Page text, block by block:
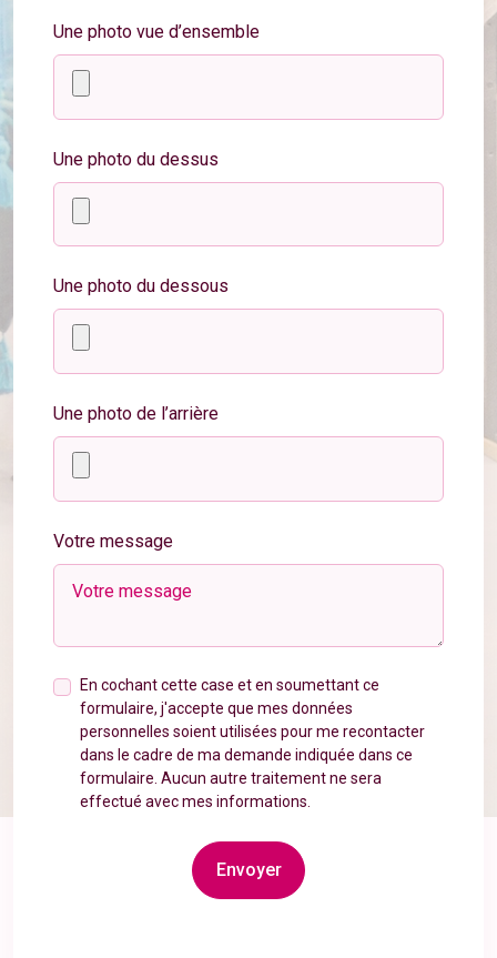
Une photo vue d’ensemble
Une photo du dessus
Une photo du dessous
Une photo de l’arrière
Votre message
En cochant cette case et en soumettant ce
formulaire, j'accepte que mes données
personnelles soient utilisées pour me recontacter
dans le cadre de ma demande indiquée dans ce
formulaire. Aucun autre traitement ne sera
effectué avec mes informations.
Envoyer